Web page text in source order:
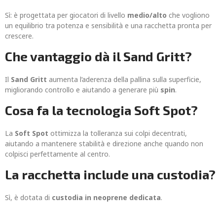
Sì: è progettata per giocatori di livello medio/alto che vogliono
un equilibrio tra potenza e sensibilità e una racchetta pronta per
crescere.
Che vantaggio dà il Sand Gritt?
Il Sand Gritt aumenta l’aderenza della pallina sulla superficie,
migliorando controllo e aiutando a generare più spin.
Cosa fa la tecnologia Soft Spot?
La Soft Spot ottimizza la tolleranza sui colpi decentrati,
aiutando a mantenere stabilità e direzione anche quando non
colpisci perfettamente al centro.
La racchetta include una custodia?
Sì, è dotata di custodia in neoprene dedicata.